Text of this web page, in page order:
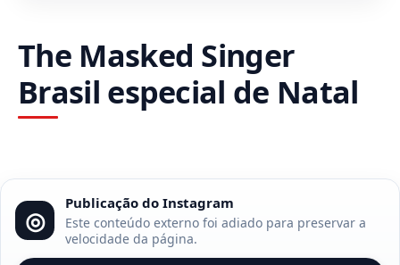
The Masked Singer
Brasil especial de Natal
◎
Publicação do Instagram
Este conteúdo externo foi adiado para preservar a
velocidade da página.